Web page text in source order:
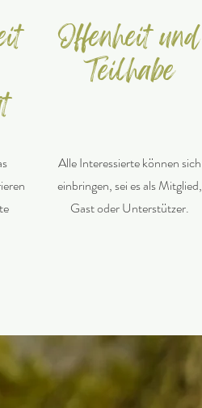
Offenheit und
Teilhabe
Alle Interessierte können sich
einbringen, sei es als Mitglied,
Gast oder Unterstützer.